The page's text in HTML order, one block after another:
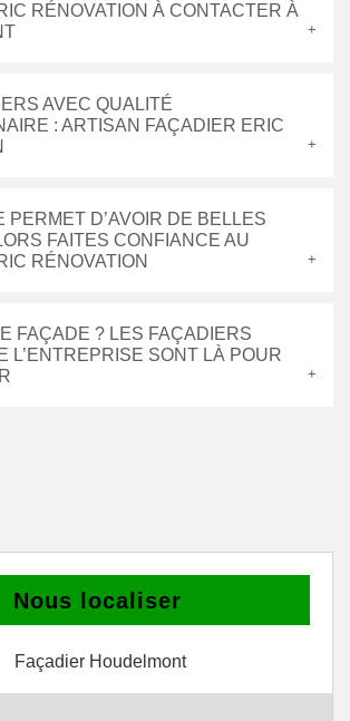
RÉNOVATION À CONTACTER À
AVEC QUALITÉ
: ARTISAN FAÇADIER ERIC
PERMET D’AVOIR DE BELLES
FAITES CONFIANCE AU
RÉNOVATION
FAÇADE ? LES FAÇADIERS
L’ENTREPRISE SONT LÀ POUR
Nous localiser
Façadier Houdelmont